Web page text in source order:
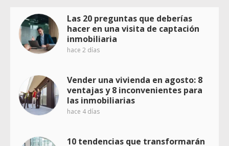
Las 20 preguntas que deberías
hacer en una visita de captación
inmobiliaria
hace 2 días
Vender una vivienda en agosto: 8
ventajas y 8 inconvenientes para
las inmobiliarias
hace 4 días
10 tendencias que transformarán